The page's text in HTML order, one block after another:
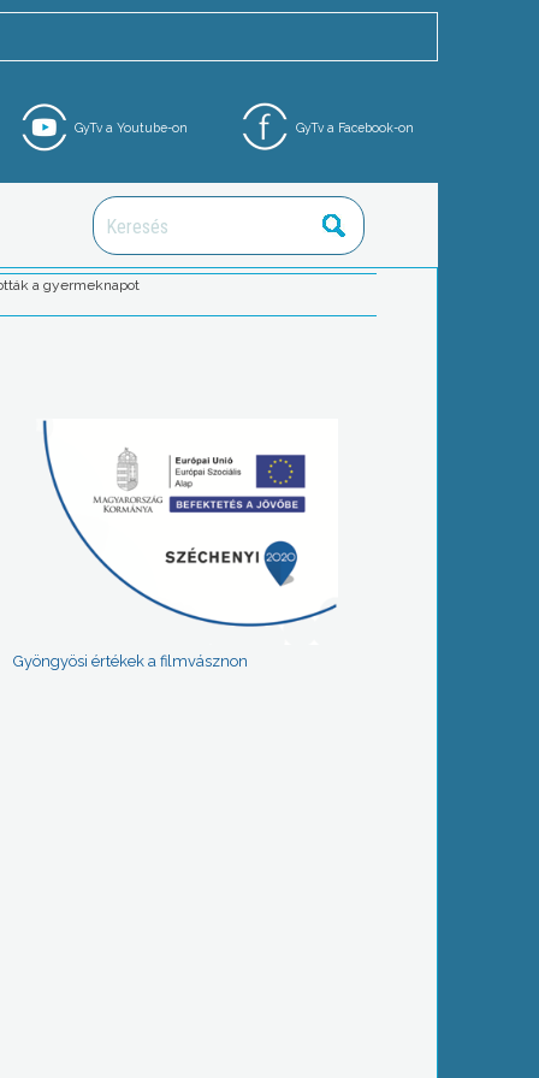
GyTv a Facebook-on
GyTv a Youtube-on
a gyermeknapot
Gyöngyösi értékek a filmvásznon